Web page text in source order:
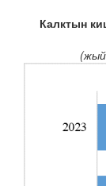
Калктын